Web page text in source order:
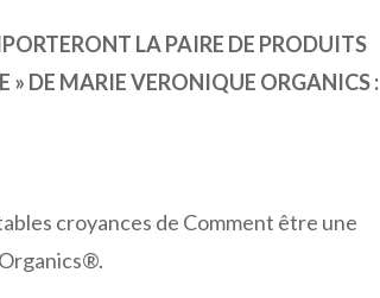
LA PAIRE DE PRODUITS
» DE MARIE VERONIQUE ORGANICS :
croyances de Comment être une